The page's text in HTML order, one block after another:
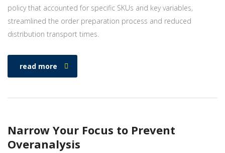
policy that accounted for specific SKUs and key variables,
streamlined the order preparation process and reduced
distribution transport times.
read more
Narrow Your Focus to Prevent
Overanalysis